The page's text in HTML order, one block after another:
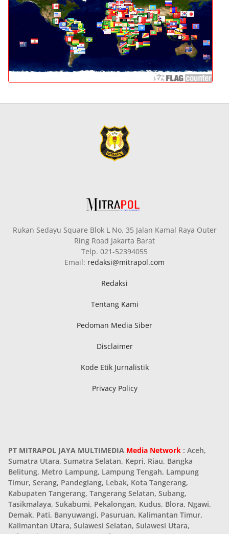
Rukan Sedayu Square Blok L No. 35 Jalan Kamal Raya Outer
Ring Road Jakarta Barat
Telp. 021-52394055
Email: redaksi@mitrapol.com
Redaksi
Tentang Kami
Pedoman Media Siber
Disclaimer
Kode Etik Jurnalistik
Privacy Policy
PT MITRAPOL JAYA MULTIMEDIA Media Network : Aceh,
Sumatra Utara, Sumatra Selatan, Kepri, Riau, Bangka
Belitung, Metro Lampung, Lampung Tengah, Lampung
Timur, Serang, Pandeglang, Lebak, Kota Tangerang,
Kabupaten Tangerang, Tangerang Selatan, Subang,
Tasikmalaya, Sukabumi, Pekalongan, Kudus, Blora, Ngawi,
Demak, Pati, Banyuwangi, Pasuruan, Kalimantan Timur,
Kalimantan Utara, Sulawesi Selatan, Sulawesi Utara,